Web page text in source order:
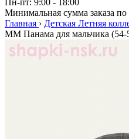
Пн-пт: 9:00 - 18:00
Минимальная сумма заказа
Главная › Детская Летняя
MM Панама для мальчика (54-